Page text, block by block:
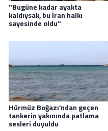
"Bugüne kadar ayakta
kaldıysak, bu İran halkı
sayesinde oldu"
Hürmüz Boğazı’ndan geçen
tankerin yakınında patlama
sesleri duyuldu